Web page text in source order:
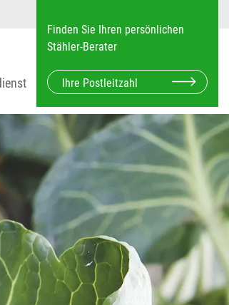
Finden Sie Ihren persönlichen
Stähler-Berater